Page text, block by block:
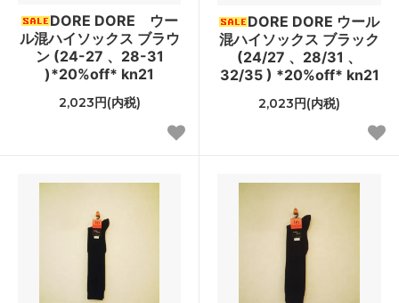
DORE DORE ウー
ル混ハイソックス ブラウ
ン (24-27 、28-31
)*20%off* kn21
2,023円(内税)
DORE DORE ウール
混ハイソックス ブラック
(24/27 、28/31 、
32/35 ) *20%off* kn21
2,023円(内税)